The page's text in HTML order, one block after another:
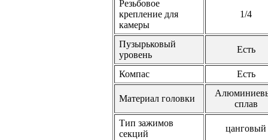
Резьбовое
крепление для
камеры
1/4
Пузырьковый
уровень
Есть
Компас Есть
Материал головки
сплав
Тип зажимов
секций
цанговый